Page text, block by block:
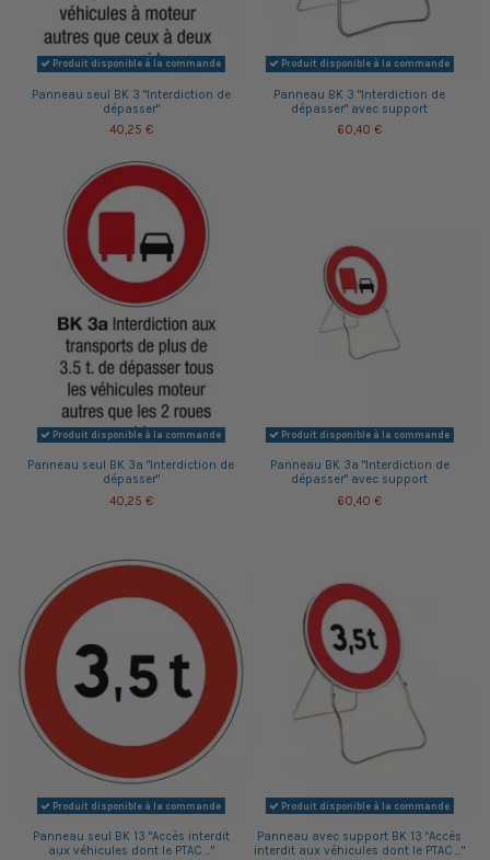
Produit disponible à la commande
Panneau seul BK 3 "Interdiction de
dépasser"
40,25 €
Produit disponible à la commande
Panneau BK 3 "Interdiction de
dépasser" avec support
60,40 €
Produit disponible à la commande
Panneau seul BK 3a "Interdiction de
dépasser"
40,25 €
Produit disponible à la commande
Panneau BK 3a "Interdiction de
dépasser" avec support
60,40 €
Produit disponible à la commande
Panneau seul BK 13 "Accès interdit
aux véhicules dont le PTAC ..."
Produit disponible à la commande
Panneau avec support BK 13 "Accès
interdit aux véhicules dont le PTAC ..."